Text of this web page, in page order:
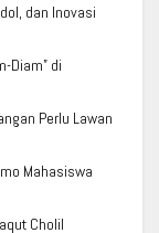
dan Inovasi
Diam” di
Perlu Lawan
Mahasiswa
Cholil